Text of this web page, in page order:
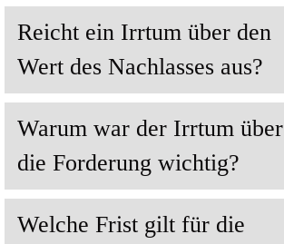
Reicht ein Irrtum über den
Wert des Nachlasses aus?
Warum war der Irrtum über
die Forderung wichtig?
Welche Frist gilt für die